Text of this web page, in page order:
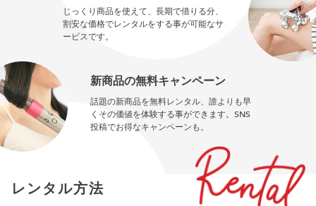
じっくり商品を使えて、長期で借りる分、
割安な価格でレンタルをする事が可能なサ
ービスです。
新商品の無料キャンペーン
話題の新商品を無料レンタル、誰よりも早
くその価値を体験する事ができます。SNS
投稿でお得なキャンペーンも。
レンタル方法